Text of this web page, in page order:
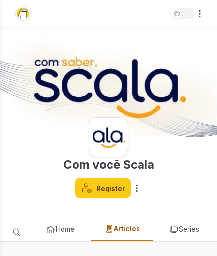
Com você Scala
Register
Home Articles Series